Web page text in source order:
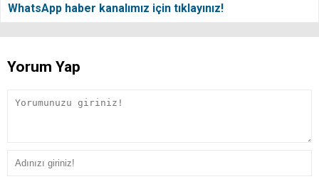
WhatsApp haber kanalımız için tıklayınız!
Yorum Yap